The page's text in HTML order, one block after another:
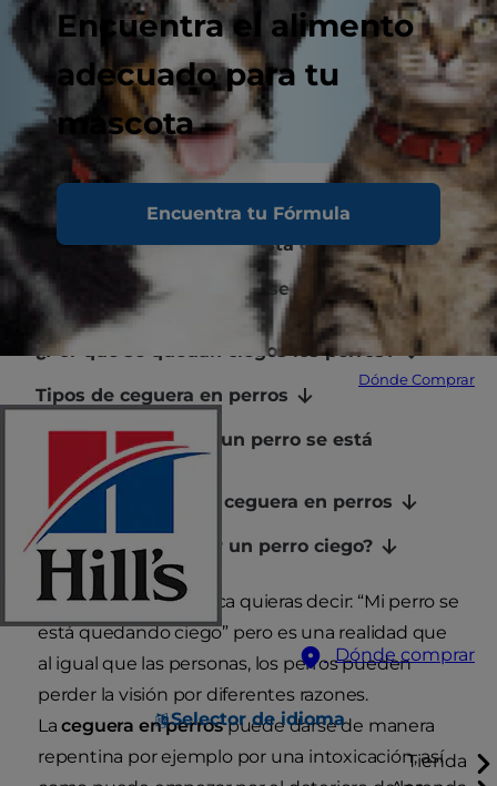
Encuentra el alimento
adecuado para tu
mascota
Encuentra tu Fórmula
Dónde Comprar
Dónde comprar
Selector de idioma
Tienda
¿Qué es bueno para la vista de los perros?
¿Cómo saber si mi perro se está quedando
ciego?
¿Por qué se quedan ciegos los perros?
Tipos de ceguera en perros
¿Qué hacer cuando un perro se está
quedando ciego?
Tratamiento para la ceguera en perros
¿Cuánto puede vivir un perro ciego?
Probablemente nunca quieras decir: “Mi perro se
está quedando ciego” pero es una realidad que
al igual que las personas, los perros pueden
perder la visión por diferentes razones.
Laceguera en perrospuede darse de manera
repentina por ejemplo por una intoxicación, así